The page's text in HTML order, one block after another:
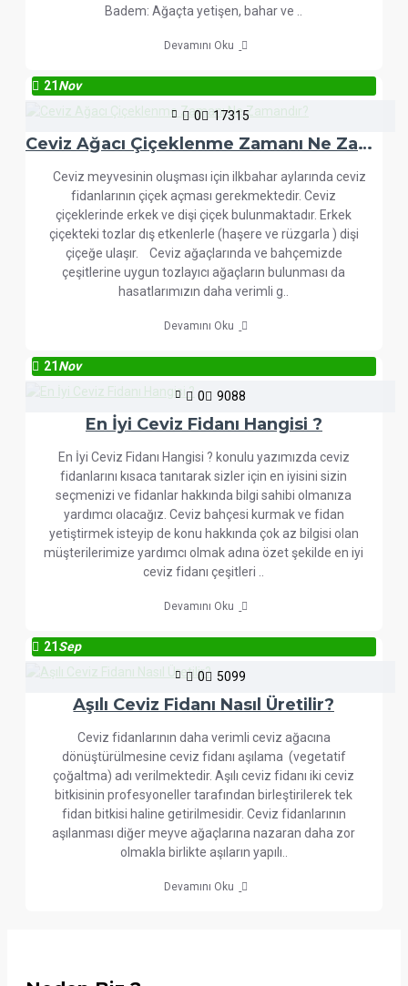
Badem: Ağaçta yetişen, bahar ve ..
Devamını Oku
21Nov
0 17315
Ceviz Ağacı Çiçeklenme Zamanı Ne Zamandır?
Ceviz meyvesinin oluşması için ilkbahar aylarında ceviz
fidanlarının çiçek açması gerekmektedir. Ceviz
çiçeklerinde erkek ve dişi çiçek bulunmaktadır. Erkek
çiçekteki tozlar dış etkenlerle (haşere ve rüzgarla ) dişi
çiçeğe ulaşır. Ceviz ağaçlarında ve bahçemizde
çeşitlerine uygun tozlayıcı ağaçların bulunması da
hasatlarımızın daha verimli g..
Devamını Oku
21Nov
0 9088
En İyi Ceviz Fidanı Hangisi ?
En İyi Ceviz Fidanı Hangisi ? konulu yazımızda ceviz
fidanlarını kısaca tanıtarak sizler için en iyisini sizin
seçmenizi ve fidanlar hakkında bilgi sahibi olmanıza
yardımcı olacağız. Ceviz bahçesi kurmak ve fidan
yetiştirmek isteyip de konu hakkında çok az bilgisi olan
müşterilerimize yardımcı olmak adına özet şekilde en iyi
ceviz fidanı çeşitleri ..
Devamını Oku
21Sep
0 5099
Aşılı Ceviz Fidanı Nasıl Üretilir?
Ceviz fidanlarının daha verimli ceviz ağacına
dönüştürülmesine ceviz fidanı aşılama (vegetatif
çoğaltma) adı verilmektedir. Aşılı ceviz fidanı iki ceviz
bitkisinin profesyoneller tarafından birleştirilerek tek
fidan bitkisi haline getirilmesidir. Ceviz fidanlarının
aşılanması diğer meyve ağaçlarına nazaran daha zor
olmakla birlikte aşıların yapılı..
Devamını Oku